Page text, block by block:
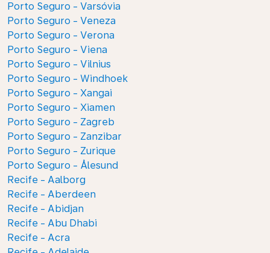
Porto Seguro - Varsóvia
Porto Seguro - Veneza
Porto Seguro - Verona
Porto Seguro - Viena
Porto Seguro - Vilnius
Porto Seguro - Windhoek
Porto Seguro - Xangai
Porto Seguro - Xiamen
Porto Seguro - Zagreb
Porto Seguro - Zanzibar
Porto Seguro - Zurique
Porto Seguro - Ålesund
Recife - Aalborg
Recife - Aberdeen
Recife - Abidjan
Recife - Abu Dhabi
Recife - Acra